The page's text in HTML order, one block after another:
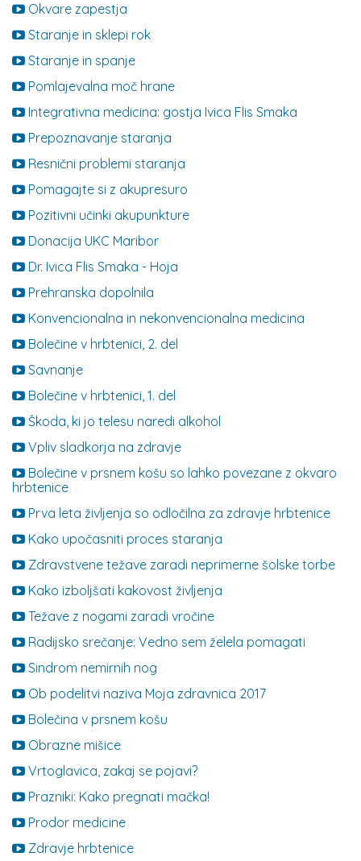
Okvare zapestja
Staranje in sklepi rok
Staranje in spanje
Pomlajevalna moč hrane
Integrativna medicina: gostja Ivica Flis Smaka
Prepoznavanje staranja
Resnični problemi staranja
Pomagajte si z akupresuro
Pozitivni učinki akupunkture
Donacija UKC Maribor
Dr. Ivica Flis Smaka - Hoja
Prehranska dopolnila
Konvencionalna in nekonvencionalna medicina
Bolečine v hrbtenici, 2. del
Savnanje
Bolečine v hrbtenici, 1. del
Škoda, ki jo telesu naredi alkohol
Vpliv sladkorja na zdravje
Bolečine v prsnem košu so lahko povezane z okvaro
hrbtenice
Prva leta življenja so odločilna za zdravje hrbtenice
Kako upočasniti proces staranja
Zdravstvene težave zaradi neprimerne šolske torbe
Kako izboljšati kakovost življenja
Težave z nogami zaradi vročine
Radijsko srečanje: Vedno sem želela pomagati
Sindrom nemirnih nog
Ob podelitvi naziva Moja zdravnica 2017
Bolečina v prsnem košu
Obrazne mišice
Vrtoglavica, zakaj se pojavi?
Prazniki: Kako pregnati mačka!
Prodor medicine
Zdravje hrbtenice